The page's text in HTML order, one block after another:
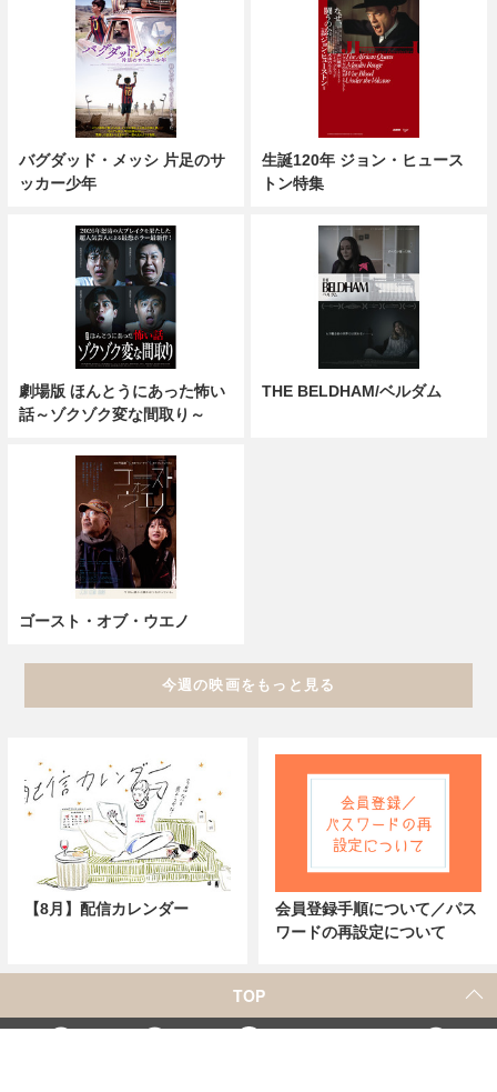
バグダッド・メッシ 片足のサ
ッカー少年
生誕120年 ジョン・ヒュース
トン特集
劇場版 ほんとうにあった怖い
話～ゾクゾク変な間取り～
THE BELDHAM/ベルダム
ゴースト・オブ・ウエノ
今週の映画をもっと見る
【8月】配信カレンダー
会員登録手順について／パス
ワードの再設定について
TOP